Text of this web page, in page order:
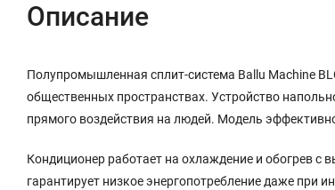
Описание
Полупромышленная сплит-система Ballu Machine
общественных пространствах. Устройство
прямого воздействия на людей. Модель
Кондиционер работает на охлаждение и обогрев с
гарантирует низкое энергопотребление даже при